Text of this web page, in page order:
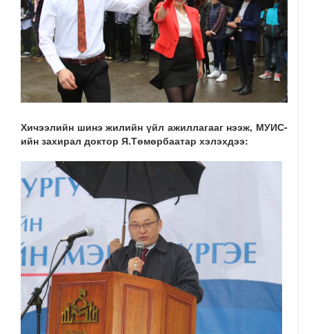
Хичээлийн шинэ жилийн үйл ажиллагааг нээж, МУИС-
ийн захирал доктор Я.Төмөрбаатар хэлэхдээ: